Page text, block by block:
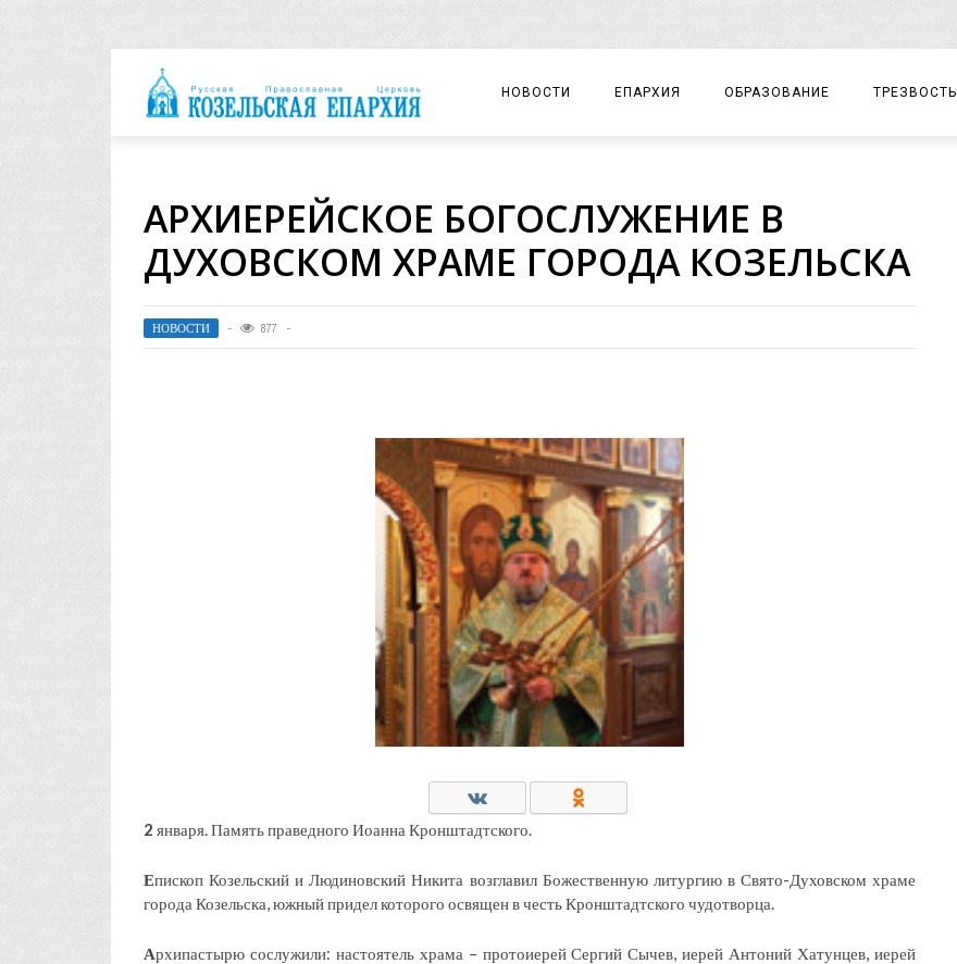
НОВОСТИ ЕПАРХИЯ
ЕПАРХИАЛЬНОЕ УПРАВЛЕНИЕ
ДОКУМЕНТЫ
ЕПАРХИАЛЬНЫЕ ОТДЕЛЫ
ДУХОВЕНСТВО
ХРАМЫ И МОНАСТЫРИ
МАТЕРИАЛЫ
КОНТАКТЫ/РЕКВИЗИТЫ
ОБРАЗОВАНИЕ
ЦЕНТР «ВОЗРОЖДЕНИЕ»
ДЕТСКИЙ ТУРИЗМ
ТРЕЗВОСТЬ
ЗАМЕТКИ
АРХИЕРЕЙСКОЕ БОГОСЛУЖЕНИЕ В
ДУХОВСКОМ ХРАМЕ ГОРОДА КОЗЕЛЬСКА
НОВОСТИ 877
2 января. Память праведного Иоанна Кронштадтского.
Епископ Козельский и Людиновский Никита возглавил Божественную литургию в Свято-Духовском храме
города Козельска, южный придел которого освящен в честь Кронштадтского чудотворца.
Архипастырю сослужили: настоятель храма – протоиерей Сергий Сычев, иерей Антоний Хатунцев, иерей